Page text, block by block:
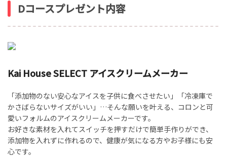
Dコースプレゼント内容
Kai House SELECT アイスクリームメーカー
「添加物のない安心なアイスを子供に食べさせたい」「冷凍庫で
かさばらないサイズがいい」 …そんな願いを叶える、コロンと可
愛いフォルムのアイスクリームメーカーです。
お好きな素材を入れてスイッチを押すだけで簡単手作りができ、
添加物を入れずに作れるので、健康が気になる方やお子様にも安
心です。